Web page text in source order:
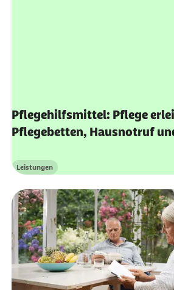
Pflegebetten, Hausnotruf
Leistungen